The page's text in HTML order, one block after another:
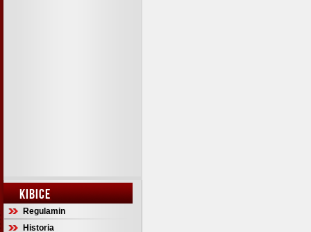
KIBICE
Regulamin
Historia